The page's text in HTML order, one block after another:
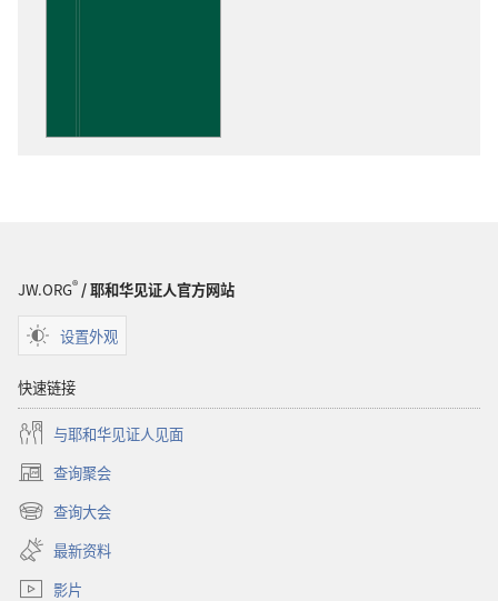
JW.ORG®/ 耶和华见证人官方网站
设置外观
快速链接
与耶和华见证人见面
查询聚会
（打
开
新
窗
口）
查询大会
（打
开
新
窗
最新资料
影片